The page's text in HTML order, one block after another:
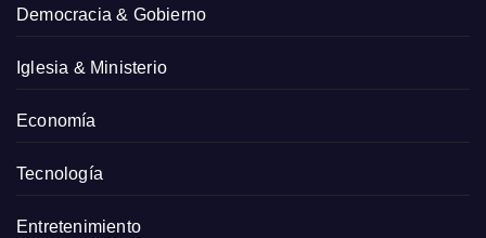
Democracia & Gobierno
Iglesia & Ministerio
Economía
Tecnología
Entretenimiento